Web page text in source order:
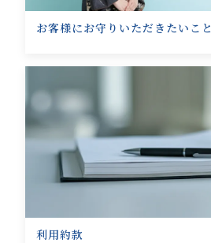
お客様にお守りいただきたいこと
利用約款